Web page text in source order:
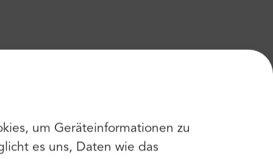
um Geräteinformationen zu
es uns, Daten wie das